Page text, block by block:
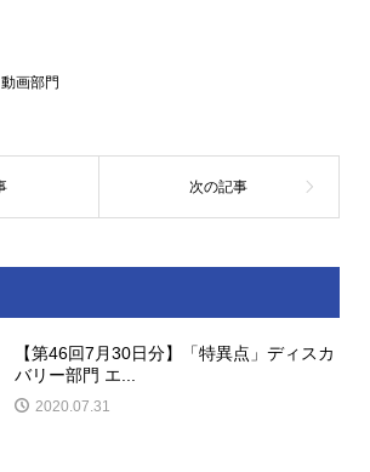
動画部門
【第46回7月30日分】「特異点」ディスカ
バリー部門 エ...
2020.07.31